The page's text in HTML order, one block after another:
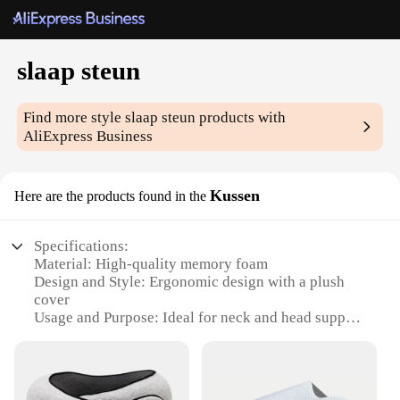
slaap steun
Find more styleslaap steun products with
AliExpress Business
Here are the products found in the Kussen
Specifications:
Material: High-quality memory foam
Design and Style: Ergonomic design with a plush
cover
Usage and Purpose: Ideal for neck and head support
sleeping positions
Shape or Size or Weight or Quantity: Compact and